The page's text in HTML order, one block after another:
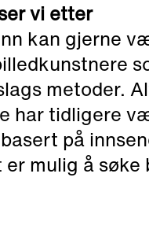
vi etter
kan gjerne
metoder.
har tidligere
på
mulig å søke